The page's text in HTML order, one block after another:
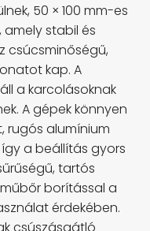
50 × 100 mm-es
amely stabil és
csúcsminőségű,
kap. A
a karcolásoknak
A gépek könnyen
rugós alumínium
a beállítás gyors
tartós
borítással a
érdekében.
csúszásgátló